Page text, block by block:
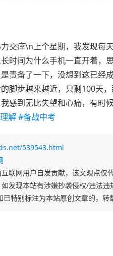
交瘁\n上个星期，我发现每
时间为什么手机一直开着，
责备了一下，没想到这已经
脚步越来越近，只剩100天
感到无比失望和心痛，有时
解#备战中考
539543.html
联网用户自发贡献，该文观点仅
发现本站有涉嫌抄袭侵权/违法
特别标注为本站原创文章的，转